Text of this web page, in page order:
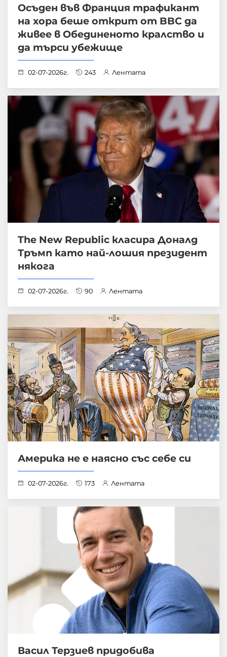
Осъден във Франция трафикант
на хора беше открит от BBC да
живее в Обединеното кралство и
да търси убежище
02-07-2026г. 243 Лентата
The New Republic класира Доналд
Тръмп като най-лошия президент
някога
02-07-2026г. 90 Лентата
Америка не е наясно със себе си
02-07-2026г. 173 Лентата
Васил Терзиев придобива